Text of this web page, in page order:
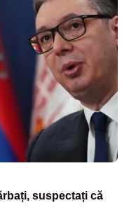
suspectați că